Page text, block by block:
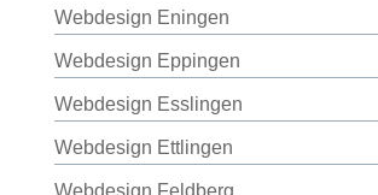
Webdesign Eningen
Webdesign Eppingen
Webdesign Esslingen
Webdesign Ettlingen
Webdesign Feldberg